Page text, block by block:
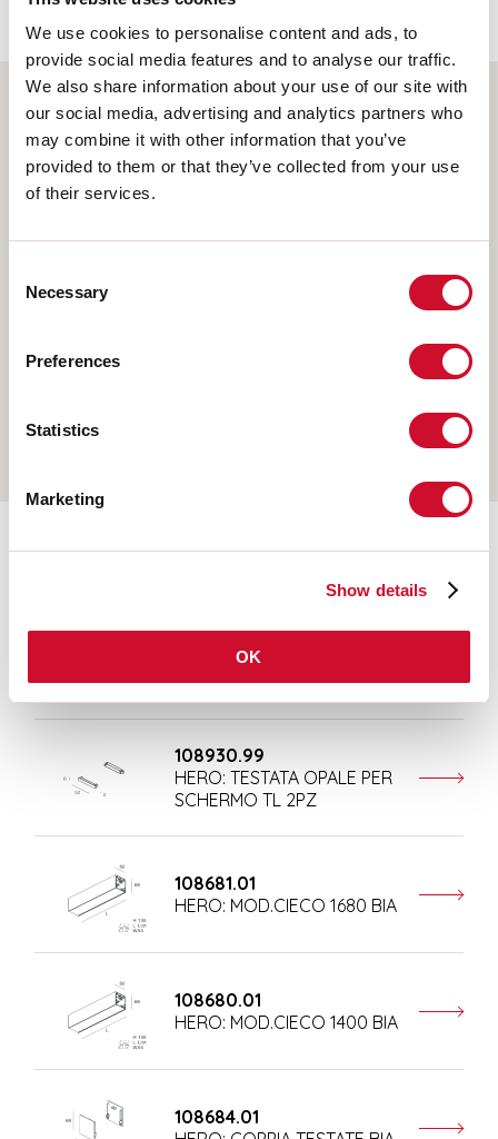
We use cookies to personalise content and ads, to
provide social media features and to analyse our traffic.
We also share information about your use of our site with
our social media, advertising and analytics partners who
may combine it with other information that you’ve
provided to them or that they’ve collected from your use
of their services.
Selection
Necessary
Preferences
Statistics
Marketing
Show details
OK
Wählen Sie Ihr Produkt
MONTAGEART
DECKENMONTAGE
AUFHÄNGELEUCHTEN
SCHIENE
Ergänzendes Zubehör
108677.01
HERO: MOD.CIECO ANG.SX
150 BIA
108930.99
HERO: TESTATA OPALE PER
SCHERMO TL 2PZ
108681.01
HERO: MOD.CIECO 1680 BIA
108680.01
HERO: MOD.CIECO 1400 BIA
108684.01